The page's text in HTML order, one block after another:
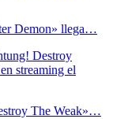
Demon» llega…
The Weak»…